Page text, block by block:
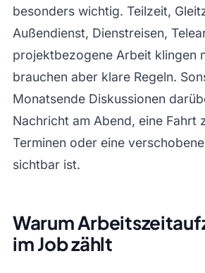
besonders wichtig. Teilzeit,
Außendienst, Dienstreisen,
projektbezogene Arbeit klingen
brauchen aber klare Regeln.
Monatsende Diskussionen
Nachricht am Abend, eine Fahrt
Terminen oder eine
sichtbar ist.
Warum
im Job zählt